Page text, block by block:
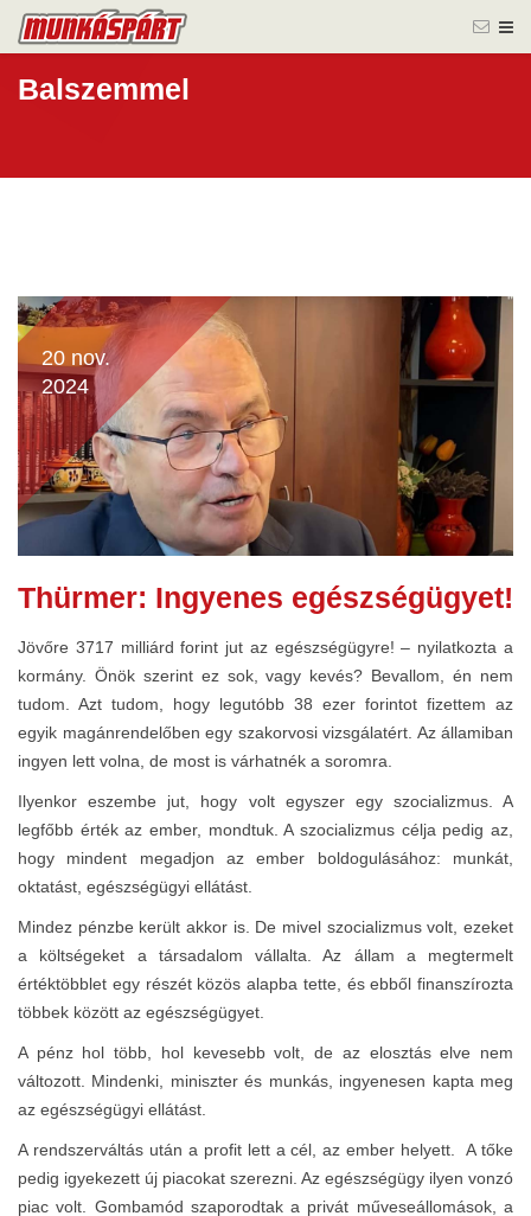
Balszemmel
20 nov.
2024
Thürmer: Ingyenes egészségügyet!
Jövőre 3717 milliárd forint jut az egészségügyre! – nyilatkozta a
kormány. Önök szerint ez sok, vagy kevés? Bevallom, én nem
tudom. Azt tudom, hogy legutóbb 38 ezer forintot fizettem az
egyik magánrendelőben egy szakorvosi vizsgálatért. Az államiban
ingyen lett volna, de most is várhatnék a soromra.
Ilyenkor eszembe jut, hogy volt egyszer egy szocializmus. A
legfőbb érték az ember, mondtuk. A szocializmus célja pedig az,
hogy mindent megadjon az ember boldogulásához: munkát,
oktatást, egészségügyi ellátást.
Mindez pénzbe került akkor is. De mivel szocializmus volt, ezeket
a költségeket a társadalom vállalta. Az állam a megtermelt
értéktöbblet egy részét közös alapba tette, és ebből finanszírozta
többek között az egészségügyet.
A pénz hol több, hol kevesebb volt, de az elosztás elve nem
változott. Mindenki, miniszter és munkás, ingyenesen kapta meg
az egészségügyi ellátást.
A rendszerváltás után a profit lett a cél, az ember helyett. A tőke
pedig igyekezett új piacokat szerezni. Az egészségügy ilyen vonzó
piac volt. Gombamód szaporodtak a privát műveseállomások, a